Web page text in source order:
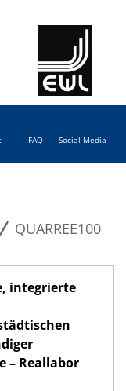
FAQ Social Media
QUARREE100
integrierte
– Reallabor